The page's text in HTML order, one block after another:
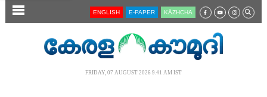
SECTIONS ENGLISH E-PAPER KĀZHCHA
FRIDAY, 07 AUGUST 2026 9.41 AM IST